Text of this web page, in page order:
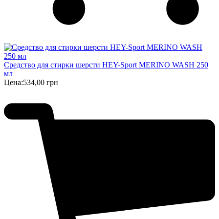
Cредство для стирки шерсти HEY-Sport MERINO WASH 250
мл
Цена:534,00 грн